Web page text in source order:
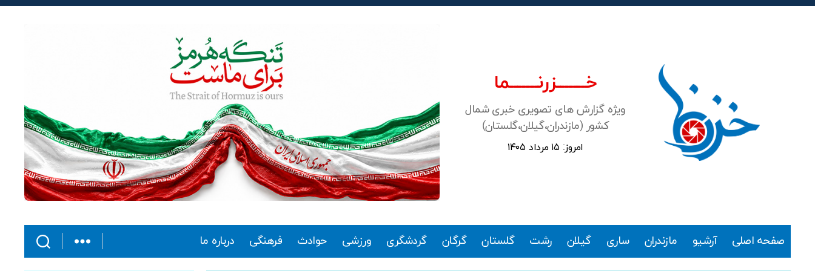
خـــــــزرنـــــــما
ویژه گزارش های تصویری خبری شمال
کشور (مازندران،گیلان،گلستان)
امروز: ۱۵ مرداد ۱۴۰۵
صفحه اصلی آرشیو مازندران ساری گیلان رشت گلستان گرگان گردشگری ورزشی حوادث فرهنگی درباره ما